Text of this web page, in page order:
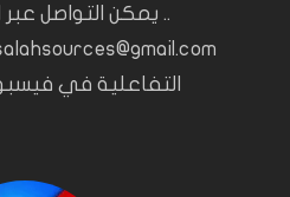
.. يمكن التواصل عبر
التفاعلية في